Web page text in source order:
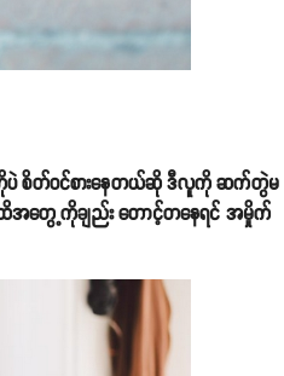
ပဲ စိတ်ဝင်စားနေတယ်ဆို ဒီလူကို ဆက်တွဲမ
အထိအတွေ့ကိုချည်း တောင့်တနေရင် အမှိုက်